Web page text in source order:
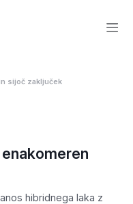
sijoč zaključek
hibridnega laka z